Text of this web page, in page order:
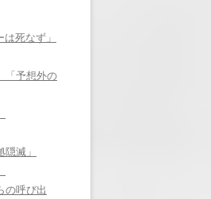
査結果」
回前） 「予
ーラーは死
& GOOD
死なず」
予想外の
滅」
呼び出